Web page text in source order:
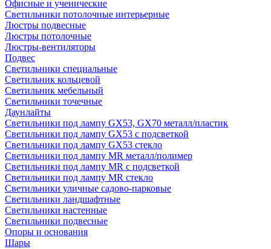
Офисные и ученические
Светильники потолочные интерьерные
Люстры подвесные
Люстры потолочные
Люстры-вентиляторы
Подвес
Светильники специальные
Светильник кольцевой
Светильник мебельный
Светильники точечные
Даунлайты
Светильники под лампу GX53, GX70 металл/пластик
Светильники под лампу GX53 с подсветкой
Светильники под лампу GX53 стекло
Светильники под лампу MR металл/полимер
Светильники под лампу MR с подсветкой
Светильники под лампу MR стекло
Светильники уличные садово-парковые
Светильники ландшафтные
Светильники настенные
Светильники подвесные
Опоры и основания
Шары